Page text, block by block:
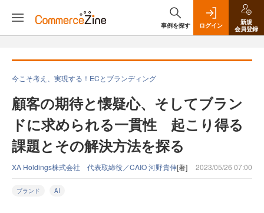
事例を探す ログイン
新規
会員登録
今こそ考え、実現する！ECとブランディング
顧客の期待と懐疑心、そしてブラン
ドに求められる一貫性 起こり得る
課題とその解決方法を探る
XA Holdings株式会社 代表取締役／CAIO 河野貴伸[著] 2023/05/26 07:00
ブランド AI